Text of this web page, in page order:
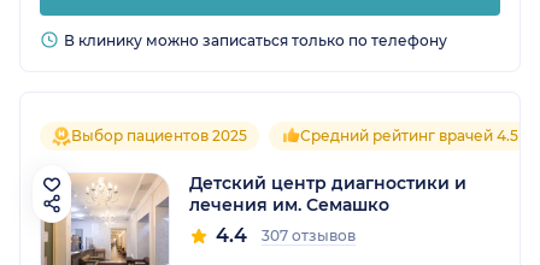
В клинику можно записаться только по телефону
Выбор пациентов 2025 Средний рейтинг врачей 4.5
Детский центр диагностики и
лечения им. Семашко
4.4 307 отзывов